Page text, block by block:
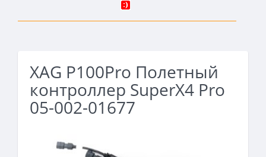
XAG P100Pro Полетный
контроллер SuperX4 Pro
05-002-01677